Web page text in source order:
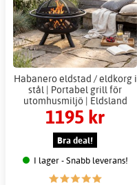
Habanero eldstad / eldkorg i
stål | Portabel grill för
utomhusmiljö | Eldsland
1195 kr
Bra deal!
I lager - Snabb leverans!